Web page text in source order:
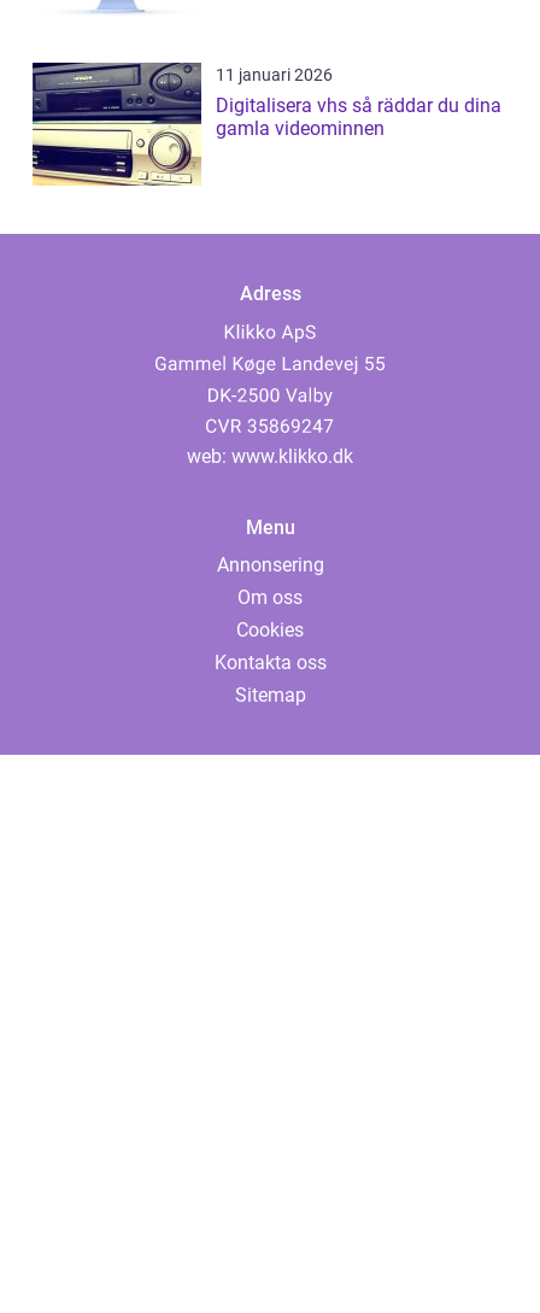
11 januari 2026
Digitalisera vhs så räddar du dina
gamla videominnen
Adress
web: www.klikko.dk
Menu
Annonsering
Om oss
Cookies
Kontakta oss
Sitemap